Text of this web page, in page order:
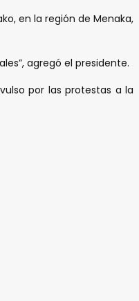
en la región de Menaka,
agregó el presidente.
por las protestas a la